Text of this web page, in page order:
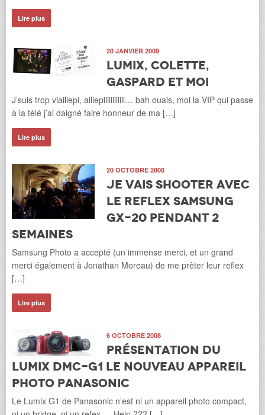
Lire plus
20 JANVIER 2009
Lumix, Colette,
Gaspard et moi
J’suis trop viaillepi, aillepiiiiiiiiiiii… bah ouais, moi la VIP qui passe
à la télé j’ai daigné faire honneur de ma […]
Lire plus
20 OCTOBRE 2008
Je vais shooter avec
le Reflex Samsung
GX-20 pendant 2
semaines
Samsung Photo a accepté (un immense merci, et un grand
merci également à Jonathan Moreau) de me prêter leur reflex
[…]
Lire plus
6 OCTOBRE 2008
Présentation du
Lumix DMC-G1 le nouveau appareil
photo Panasonic
Le Lumix G1 de Panasonic n’est ni un appareil photo compact,